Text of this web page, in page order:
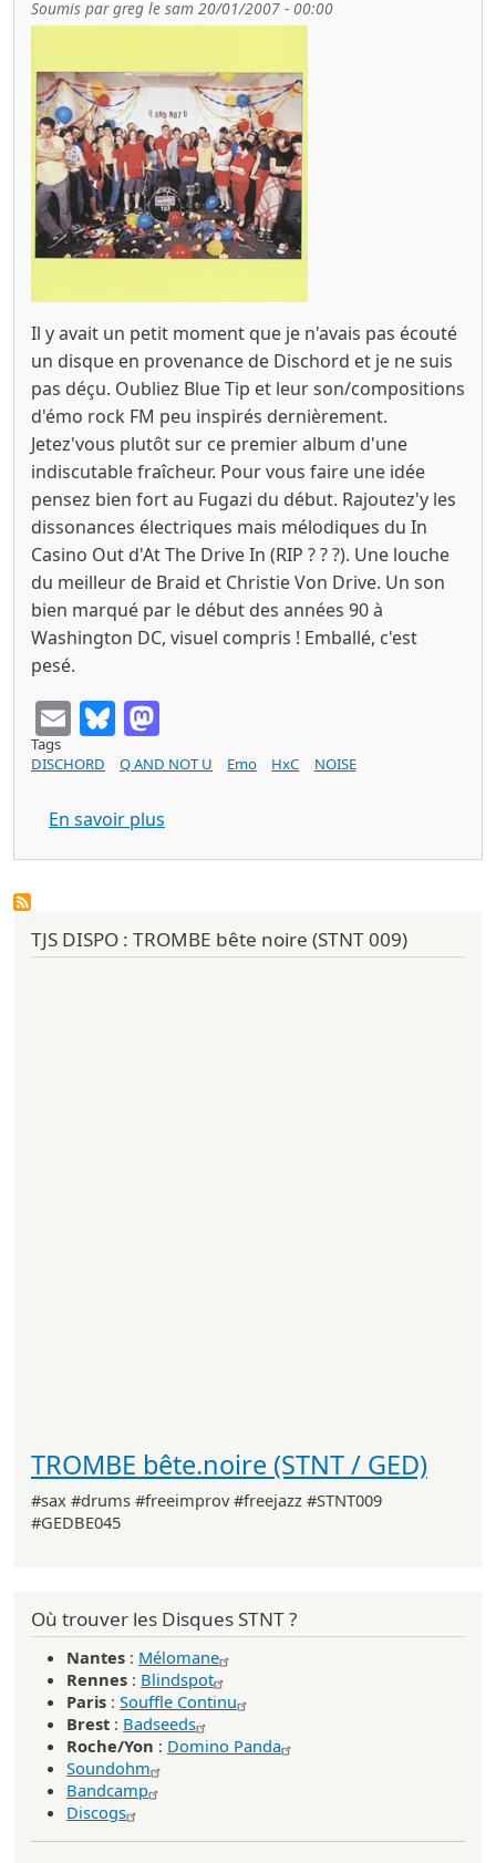
Soumis pargreg le sam 20/01/2007 - 00:00
Il y avait un petit moment que je n'avais pas écouté
un disque en provenance de Dischord et je ne suis
pas déçu. Oubliez Blue Tip et leur son/compositions
d'émo rock FM peu inspirés dernièrement.
Jetez'vous plutôt sur ce premier album d'une
indiscutable fraîcheur. Pour vous faire une idée
pensez bien fort au Fugazi du début. Rajoutez'y les
dissonances électriques mais mélodiques du In
Casino Out d'At The Drive In (RIP ? ? ?). Une louche
du meilleur de Braid et Christie Von Drive. Un son
bien marqué par le début des années 90 à
Washington DC, visuel compris ! Emballé, c'est
pesé.
EmailBluesky
Tags
DISCHORD
Q AND NOT U Emo HxC NOISE
En savoir plus
TJS DISPO : TROMBE bête noire (STNT 009)
TROMBE bête.noire (STNT / GED)
#sax #drums #freeimprov #freejazz #STNT009
#GEDBE045
Où trouver les Disques STNT ?
Nantes : Mélomane
Rennes : Blindspot
Paris : Souffle Continu
Brest : Badseeds
Roche/Yon : Domino Panda
Soundohm
Bandcamp
Discogs